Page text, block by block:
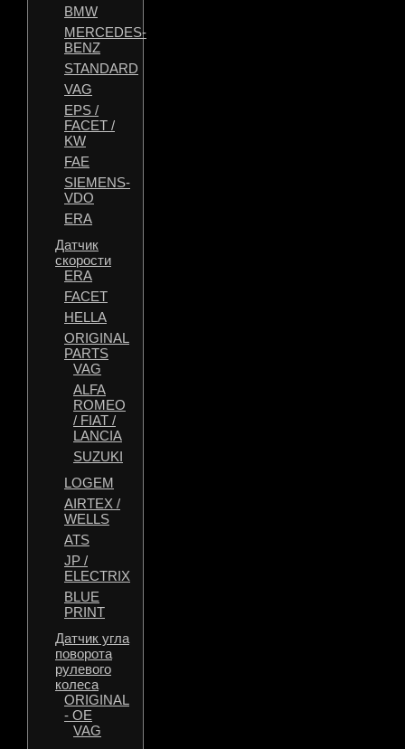
BMW
MERCEDES-
BENZ
STANDARD
VAG
EPS /
FACET /
KW
FAE
SIEMENS-
VDO
ERA
Датчик
скорости
ERA
FACET
HELLA
ORIGINAL
PARTS
VAG
ALFA
ROMEO
/ FIAT /
LANCIA
SUZUKI
LOGEM
AIRTEX /
WELLS
ATS
JP /
ELECTRIX
BLUE
PRINT
Датчик угла
поворота
рулевого
колеса
ORIGINAL
- OE
VAG